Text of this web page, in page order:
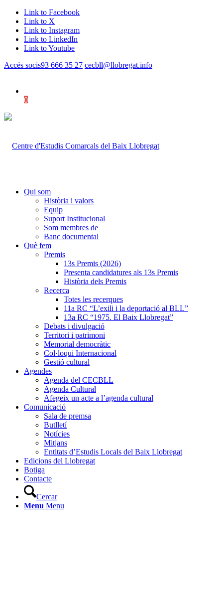
Link to Facebook
Link to X
Link to Instagram
Link to LinkedIn
Link to Youtube
Accés socis93 666 35 27 cecbll@llobregat.info
0
Qui som
Història i valors
Equip
Suport Institucional
Som membres de
Banc documental
Què fem
Premis
13s Premis (2026)
Presenta candidatures als 13s Premis
Història dels Premis
Recerca
Totes les recerques
11a RC “L’exili i la deportació al BLL”
13a RC “1975. El Baix Llobregat”
Debats i divulgació
Territori i patrimoni
Memorial democràtic
Col·loqui Internacional
Gestió cultural
Agendes
Agenda del CECBLL
Agenda Cultural
Afegeix un acte a l’agenda cultural
Comunicació
Sala de premsa
Butlletí
Notícies
Mitjans
Entitats d’Estudis Locals del Baix Llobregat
Edicions del Llobregat
Botiga
Contacte
Cercar
Menu Menu